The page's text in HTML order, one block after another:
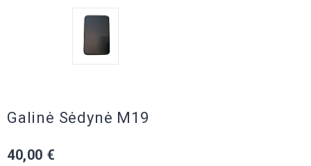
Galinė Sėdynė M19
40,00 €